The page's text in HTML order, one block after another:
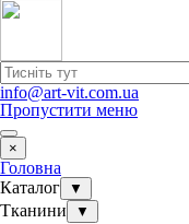
info@art-vit.com.ua
Пропустити меню
×
Головна
Каталог
▼
Тканини ▼